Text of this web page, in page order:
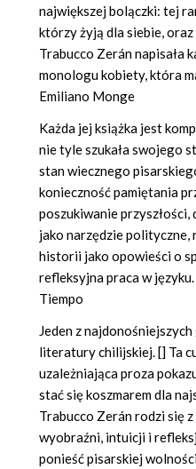
największej bolączki: tej
którzy żyją dla siebie,
Trabucco Zerán napisała
monologu kobiety, która
Emiliano Monge
Każda jej książka jest
nie tyle szukała swojego
stan wiecznego
konieczność pamiętania
poszukiwanie
jako narzędzie
historii jako opowieści o
refleksyjna praca w
Tiempo
Jeden z
literatury chilijskiej. [] Ta
uzależniająca proza
stać się koszmarem dla
Trabucco Zerán rodzi się
wyobraźni, intuicji i
ponieść pisarskiej